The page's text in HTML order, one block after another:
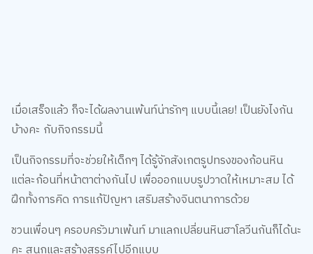
บ้างคะ กับกิจกรรมนี้
แต่ละก้อนที่หน้าตาต่างกันไป เพื่อออกแบบรูปวาดให้เหมาะสม ได้
ฝึกทั้งการคิด การแก้ปัญหา เสริมสร้างจินตนาการด้วย
ชวนเพื่อนๆ ครอบครัวมาเพ้นท์ มาแลกเปลี่ยนหินฮาโลวีนกันก็ได้นะ
คะ สนุกและสร้างสรรค์ไปอีกแบบ